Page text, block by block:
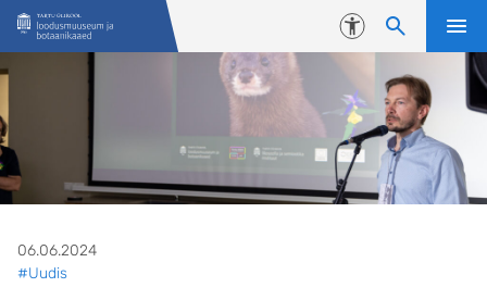
Liigu edasi põhisisu juurde
Juurdepääsetavus
06.06.2024
#Uudis